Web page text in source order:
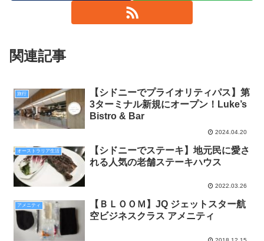
関連記事
旅行
【シドニーでプライオリティパス】第
3ターミナル新規にオープン！Luke’s
Bistro & Bar
2024.04.20
オーストラリア生活
【シドニーでステーキ】地元民に愛さ
れる人気の老舗ステーキハウス
2022.03.26
アメニティ
【ＢＬＯＯＭ】JQ ジェットスター航
空ビジネスクラス アメニティ